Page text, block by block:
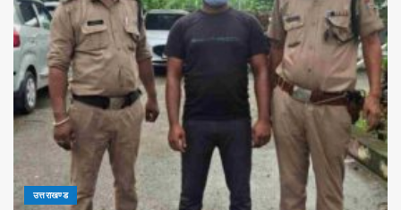
उत्तराखण्ड